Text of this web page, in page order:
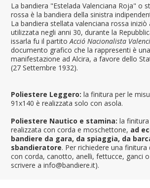
La bandiera "Estelada Valenciana Roja" o
rossa è la bandiera della sinistra
La bandiera stellata valenciana rossa iniziò
utilizzata negli anni 30, durante la
issarla fu il partitoAcció Nacionalista
documento grafico che la rappresenti è
manifestazione ad Alcira, a favore dello
(27 Settembre 1932).
Poliestere Leggero: la finitura per le
91x140 è realizzata solo con asola.
Poliestere Nautico e stamina: la
realizzata con corda e moschettone, ad
bandiere da gara, da spiaggia, da
sbandieratore. Per richiedere una
con corda, canotto, anelli, fettucce, ganci
scrivere a info@bandiere.it).